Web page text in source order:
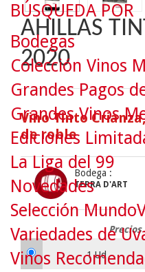
AHILLAS
2020
Vino Tinto
de roble
Bodega :
TERRA D'ART
1 Ud
BÚSQUEDA POR
Bodegas
Colección Vinos
Grandes Pagos
Grandes Vinos
Ediciones
La Liga del 99
Novedades
Selección
Variedades de
Vinos